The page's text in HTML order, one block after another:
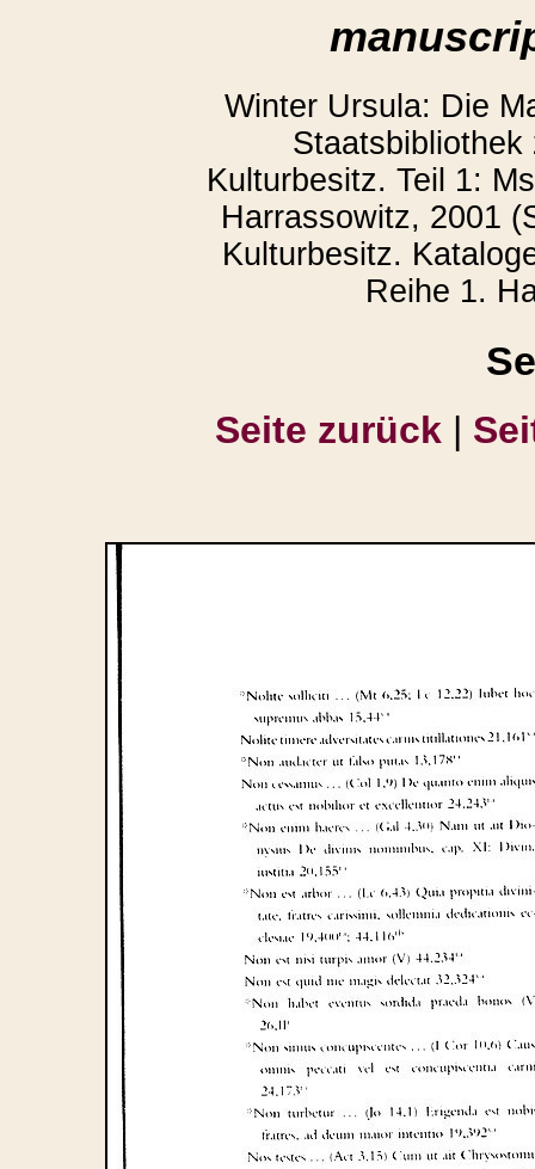
Winter Ursula: Die
Kulturbesitz. Teil 1:
Harrassowitz, 2001
Kulturbesitz.
Reihe 1.
Seite zurück |